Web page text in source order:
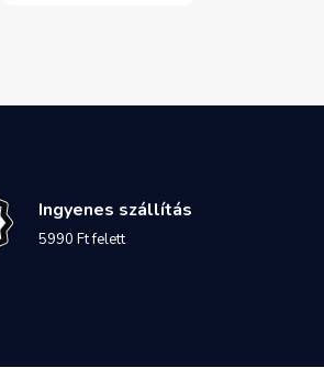
Ingyenes szállítás
5990 Ft felett